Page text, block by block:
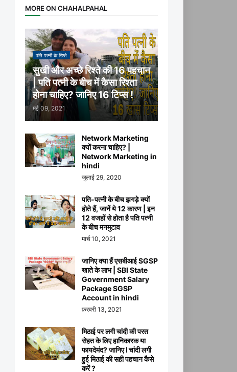
MORE ON CHAHALPAHAL
पति पत्नी के रिश्ते
सुखी और अच्छे रिश्ते की 16 पहचान
| पति पत्नी के बीच में कैसा रिश्ता
होना चाहिए? जानिए 16 टिप्स !
मई 09, 2021
Network Marketing
क्यों करना चाहिए? |
Network Marketing in
hindi
जुलाई 29, 2020
पति-पत्नी के बीच झगड़े क्यों
होते हैं, जानें ये 12 कारण | इन
12 वजहों से होता है पति पत्नी
के बीच मनमुटाव
मार्च 10, 2021
जानिए क्या हैं एसबीआई SGSP
खाते के लाभ | SBI State
Government Salary
Package SGSP
Account in hindi
फ़रवरी 13, 2021
मिठाई पर लगी चांदी की परत
सेहत के लिए हानिकारक या
फायदेमंद? जानिए ꘡ चांदी लगी
हुई मिठाई की सही पहचान कैसे
करें ?